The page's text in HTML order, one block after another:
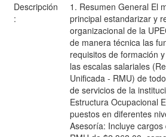
Descripción
:
1. Resumen General El
principal estandarizar y
organizacional de la
de manera técnica las
requisitos de formación
las escalas salariales
Unificada - RMU) de
de servicios de la
Estructura Ocupacional
puestos en diferentes
Asesoría: Incluye